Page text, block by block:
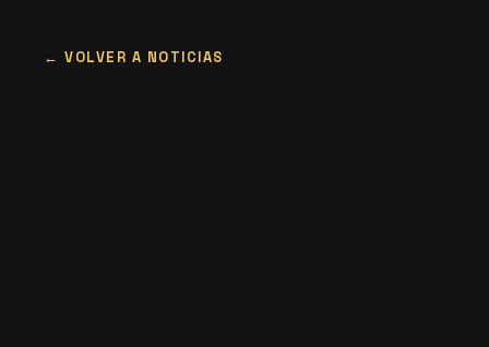
VOLVER A NOTICIAS